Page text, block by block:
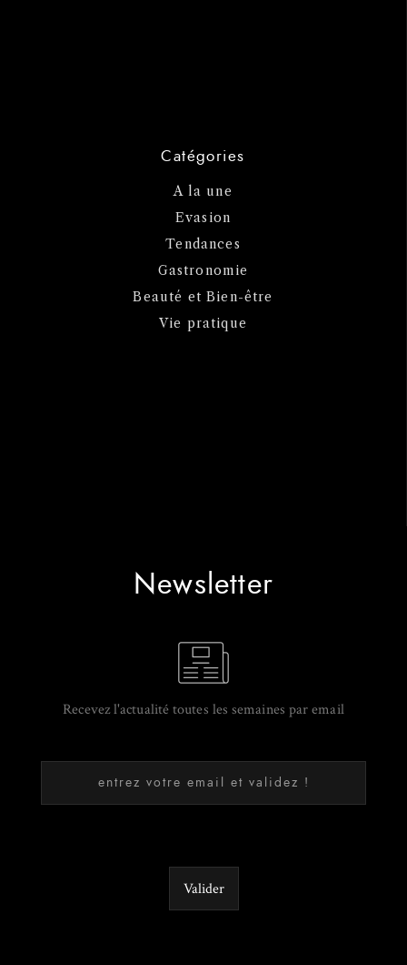
Catégories
A la une
Evasion
Tendances
Gastronomie
Beauté et Bien-être
Vie pratique
Newsletter
Recevez l'actualité toutes les semaines par email